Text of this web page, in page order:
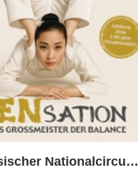
Nationalcircus -